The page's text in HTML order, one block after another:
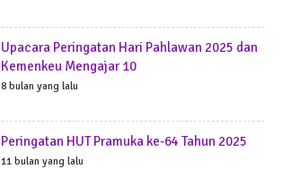
Upacara Peringatan Hari Pahlawan 2025 dan
Kemenkeu Mengajar 10
8 bulan yang lalu
Peringatan HUT Pramuka ke-64 Tahun 2025
11 bulan yang lalu